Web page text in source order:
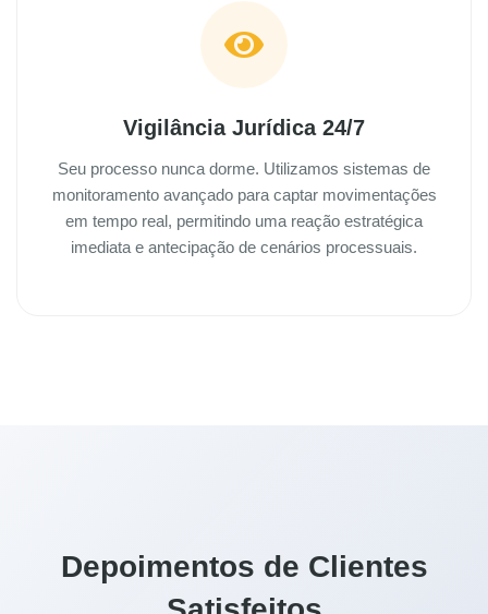
Vigilância Jurídica 24/7
Seu processo nunca dorme. Utilizamos sistemas de
monitoramento avançado para captar movimentações
em tempo real, permitindo uma reação estratégica
imediata e antecipação de cenários processuais.
Depoimentos de Clientes